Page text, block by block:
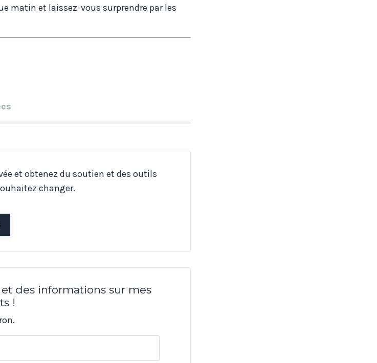
matin et laissez-vous surprendre par les
et obtenez du soutien et des outils
changer.
des informations sur mes
!